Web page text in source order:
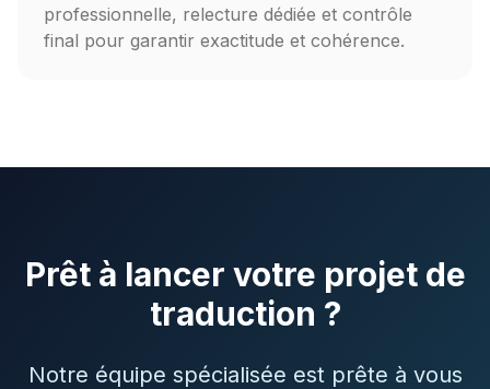
professionnelle, relecture dédiée et contrôle
final pour garantir exactitude et cohérence.
Prêt à lancer votre projet de
traduction ?
Notre équipe spécialisée est prête à vous